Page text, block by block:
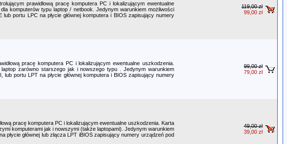
prawidłową pracę komputera PC i lokalizującym ewentualne
komputerów typu laptop / netbook. Jedynym warunkiem możliwości
portu LPC na płycie głównej komputera i BIOS zapisujący numery
119,00 zł
99,00 zł
pracę komputera PC i lokalizującym ewentualne uszkodzenia.
zarówno starszego jak i nowszego typu . Jedynym warunkiem
portu LPT na płycie głównej komputera i BIOS zapisujący numery
99,00 zł
79,00 zł
pracę komputera PC i lokalizującym ewentualne uszkodzenia. Karta
komputerami jak i nowszymi (także laptopami). Jedynym warunkiem
głównej lub złącza LPT iBIOS zapisujący numery urządzeń pod
49,00 zł
39,00 zł